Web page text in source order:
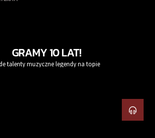
GRAMY 10 LAT!
talenty muzyczne legendy na topie